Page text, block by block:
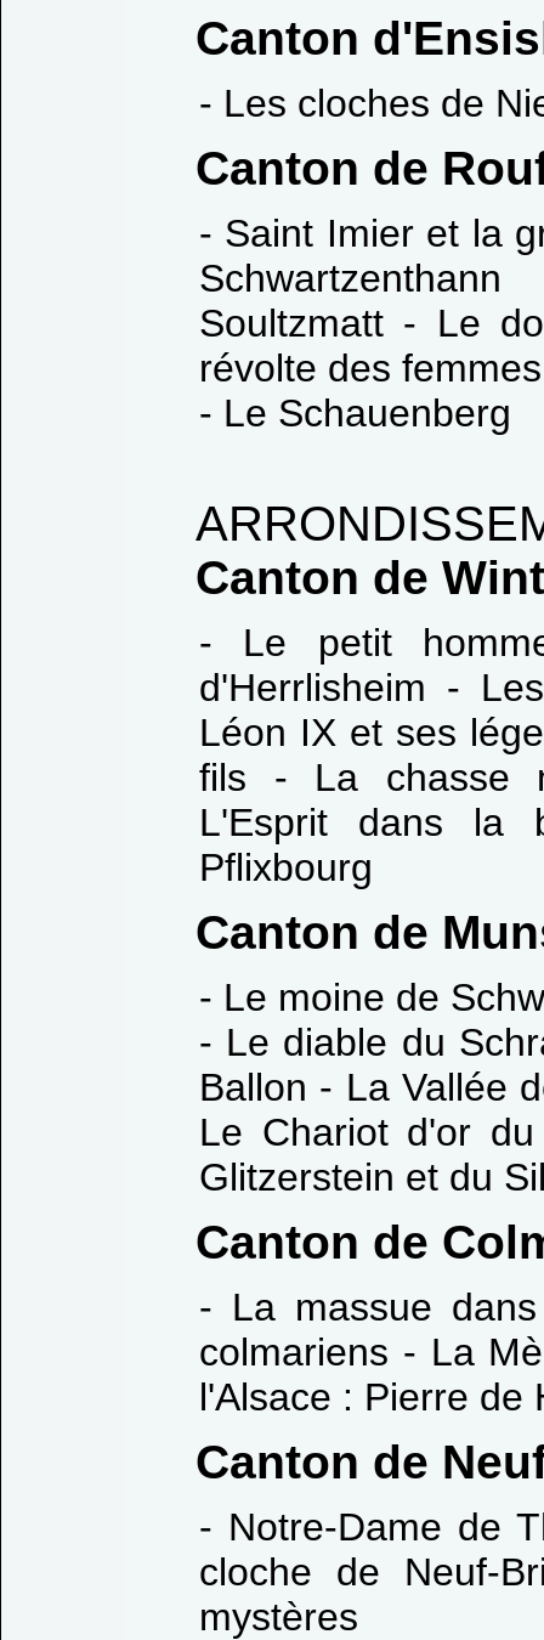
Canton
- Les cloches de
Canton de
- Saint Imier et la
Soultzmatt - Le
révolte des
- Le Schauenberg
Canton de
- Le petit
d'Herrlisheim -
Léon IX et ses
fils - La chasse
L'Esprit dans la
Pflixbourg
Canton de
- Le moine de
- Le diable du
Ballon - La Vallée
Le Chariot d'or
Glitzerstein et du
Canton de
- La massue
colmariens - La
l'Alsace : Pierre de
Canton de
- Notre-Dame de
cloche de Neuf-
mystères